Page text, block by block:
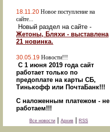
18.11.20 Новое поступление на
сайте...
Новый раздел на сайте -
Жетоны, Бляхи - выставлена
21 новинка.
30.05.19 Новости!!!
С 1 июня 2019 года сайт
работает только по
предоплате на карты СБ,
Тинькофф или ПочтаБанк!!!
С наложенным платежом - не
работаем!!!
Все новости Архив RSS